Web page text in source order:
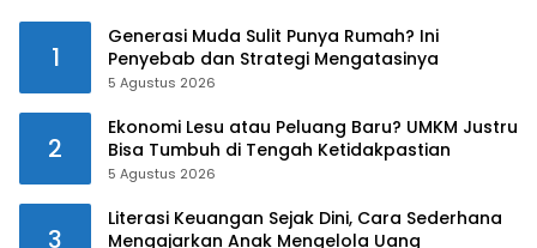
1
Generasi Muda Sulit Punya Rumah? Ini
Penyebab dan Strategi Mengatasinya
5 Agustus 2026
2
Ekonomi Lesu atau Peluang Baru? UMKM Justru
Bisa Tumbuh di Tengah Ketidakpastian
5 Agustus 2026
3
Literasi Keuangan Sejak Dini, Cara Sederhana
Mengajarkan Anak Mengelola Uang